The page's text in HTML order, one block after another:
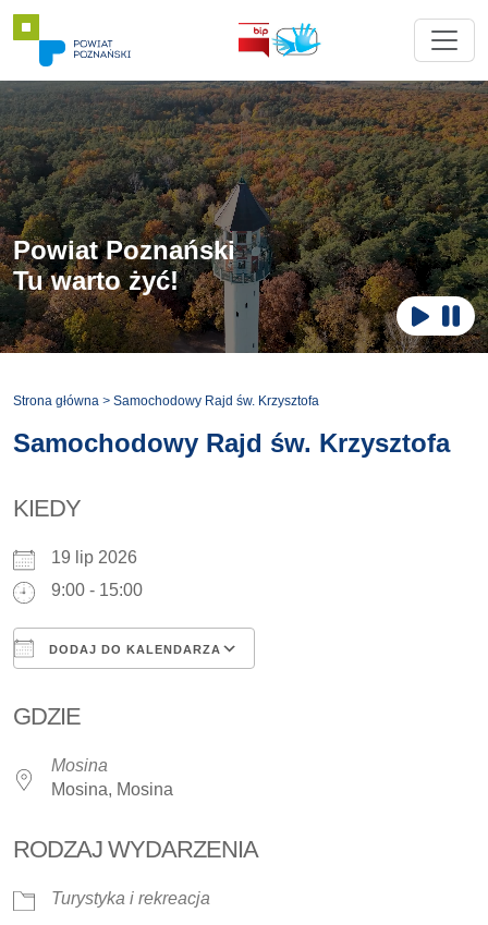
Powiat Poznański
Tu warto żyć!
Strona główna > Samochodowy Rajd św. Krzysztofa
Samochodowy Rajd św. Krzysztofa
KIEDY
19 lip 2026
9:00 - 15:00
DODAJ DO KALENDARZA
GDZIE
Mosina
Mosina, Mosina
RODZAJ WYDARZENIA
Turystyka i rekreacja